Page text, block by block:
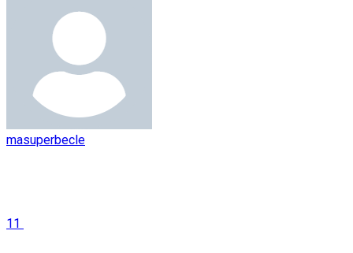
masuperbecle
11